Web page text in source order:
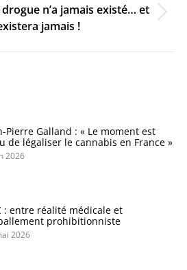
Onglet
suivant
n’a jamais existé… et
jamais !
Pierre Galland : « Le moment est
de légaliser le cannabis en France »
2026
: entre réalité médicale et
prohibitionniste
2026